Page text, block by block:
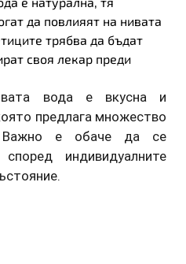
да повлияят на нивата
трябва да бъдат
своя лекар преди
вода е вкусна и
предлага множество
Важно е обаче да се
индивидуалните